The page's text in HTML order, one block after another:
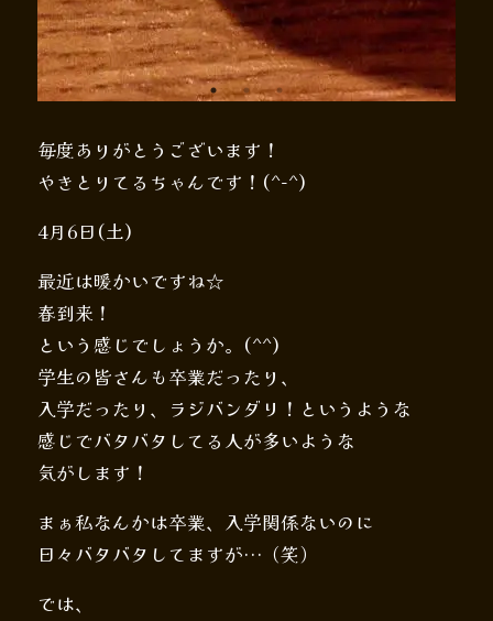
毎度ありがとうございます！
やきとりてるちゃんです！(^-^)
4月6日(土)
最近は暖かいですね☆
春到来！
という感じでしょうか。(^^)
学生の皆さんも卒業だったり、
入学だったり、ラジバンダリ！というような
感じでバタバタしてる人が多いような
気がします！
まぁ私なんかは卒業、入学関係ないのに
日々バタバタしてますが…（笑）
では、